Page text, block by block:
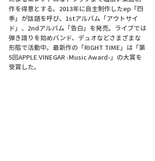
作を得意とする。2013年に自主制作したep「四
季」が話題を呼び、1stアルバム「アウトサイ
ド」、2ndアルバム「告白」を発売。ライブでは
弾き語りを始めバンド、デュオなどさまざまな
形態で活動中。最新作の「RIGHT TIME」は「第
5回APPLE VINEGAR -Music Award-」の大賞を
受賞した。